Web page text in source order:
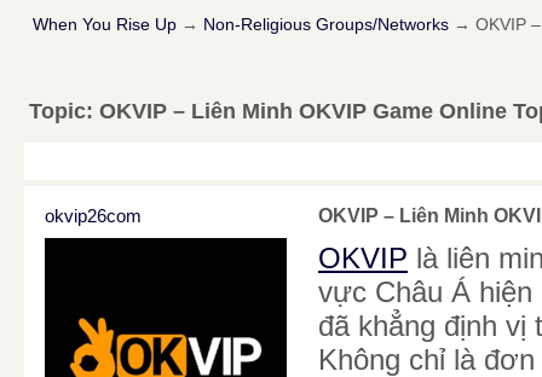
When You Rise Up → Non-Religious Groups/Networks→ OKVIP
Topic: OKVIP – Liên Minh OKVIP Game Online
okvip26com OKVIP – Liên Minh
OKVIP là liên
vực Châu Á hiện
đã khẳng định vị
Không chỉ là